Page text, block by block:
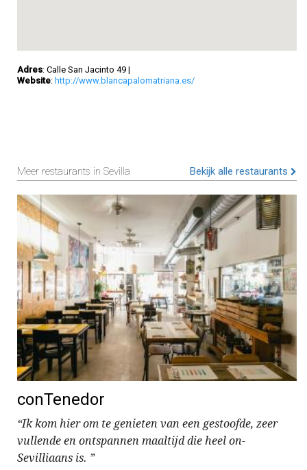
Adres: Calle San Jacinto 49 |
Website: http://www.blancapalomatriana.es/
Meer restaurants in Sevilla Bekijk alle restaurants
conTenedor
“Ik kom hier om te genieten van een gestoofde, zeer
vullende en ontspannen maaltijd die heel on-
Sevilliaans is. ”